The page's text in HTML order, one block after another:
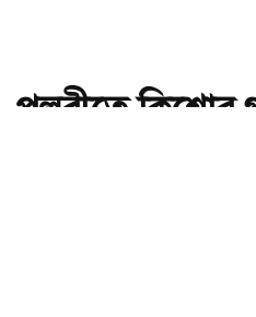
পল্লবীতে কিশোর